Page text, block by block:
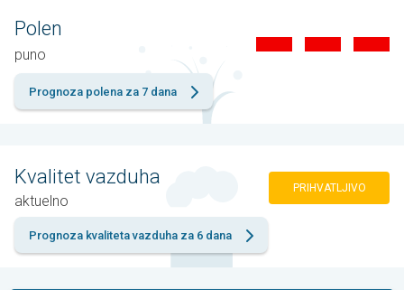
Polen
puno
Prognoza polena za 7 dana
Kvalitet vazduha
aktuelno
PRIHVATLJIVO
Prognoza kvaliteta vazduha za 6 dana